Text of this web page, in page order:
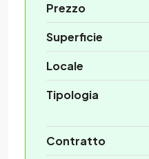
Prezzo
Superficie
Locale
Tipologia
Contratto